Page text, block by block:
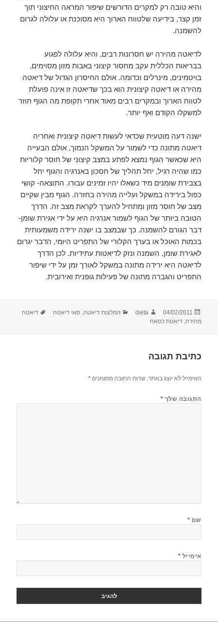
והיא טובה רק למקרים הדורשים שיפור המראה החיצוני תוך
זמן קצר, בידיעה שלטווח הארוך היא מסוכנת או עלולה לגרום
להשמנה.
לדיאטה מהירה יש חסרונות רבים, והיא עלולה לפגוע
בבריאות הכללית עקב מחסור קיצוני באבות מזון מסוימים,
בויטמינים, מינרלים וכדומה. אולם החיסרון הגדול של דיאטה
מהירה או דיאטה קיצונית הוא בכך שדיאטה זו אינה פועלת
לטווח הארוך ובמקרים רבים מאוד אחרי תקופת מה הגוף חוזר
למשקלו הקודם ואף יותר.
ישנה דעה מוטעית שכדאי לעשות דיאטה קיצונית ואחריה
דיאטה מתונה כדי לשמור על המשקל הנמוך, אולם הבעייה
היא שכאשר הגוף נמצא לפתע במצב קיצוני של חוסר קלוריות
כמו שהיה רגיל, יחל תהליך של חסכון באנרגיה והגוף יחל
בצבירת שומנים מיד כשאלו יהיו זמינים עבורו. התוצאה- קושי
כפול בירידה במשקל ועלייה מהירה בחזרה. הגוף מבין שקיים
מצב של חוסר מזון ומתחיל להערך לקראת מצב זה. הדרך
הטובה ביותר של הגוף לשמור אנרגיה היא על ידי אגירת שומן-
דבר הגורם להשמנה. כך שבמצב בו ישנה ירידה משמעותית
בכמות האוכל או בערך הקלורי של התפריט היומי, הדבר יגרום
לאגירת שומן, השמנה ונזק לדיאטות עתידיות. לכן הדרך
לדיאטה היא ירידה מתונה במשקל לאורך זמן על ידי שיפור
התפריט והגברה מתונה של פעילות גופנית ואירובית.
פורסם
בתאריך
04/02/2011 מחבר
dieta קטגוריות
המלצות דיאטה ,סוגי דיאטה תגיות
דיאטה
מהירה ,דיאטת כסאח
כתיבת תגובה
האימייל לא יוצג באתר. שדות החובה מסומנים*
התגובה שלך *
שם *
אימייל *